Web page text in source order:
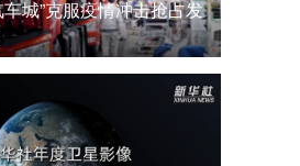
车城”克服疫情冲击抢占发